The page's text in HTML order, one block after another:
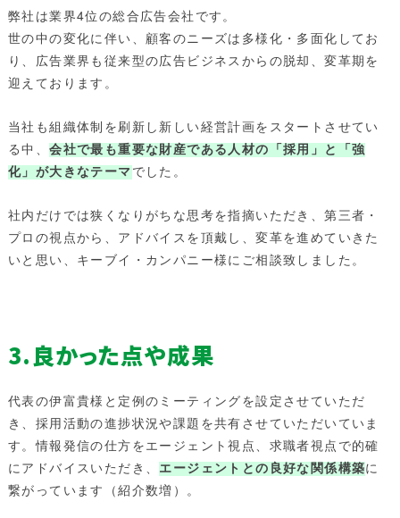
弊社は業界4位の総合広告会社です。
世の中の変化に伴い、顧客のニーズは多様化・多面化してお
り、広告業界も従来型の広告ビジネスからの脱却、変革期を
迎えております。
当社も組織体制を刷新し新しい経営計画をスタートさせてい
る中、会社で最も重要な財産である人材の「採用」と「強
化」が大きなテーマでした。
社内だけでは狭くなりがちな思考を指摘いただき、第三者・
プロの視点から、アドバイスを頂戴し、変革を進めていきた
いと思い、キーブイ・カンパニー様にご相談致しました。
3.良かった点や成果
代表の伊富貴様と定例のミーティングを設定させていただ
き、採用活動の進捗状況や課題を共有させていただいていま
す。情報発信の仕方をエージェント視点、求職者視点で的確
にアドバイスいただき、エージェントとの良好な関係構築に
繋がっています（紹介数増）。